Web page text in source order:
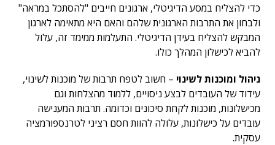
כדי להצליח במסע הדיגיטלי, ארגונים חייבים "להסתכל במראה"
ולבחון את התרבות הארגונית שלהם והאם היא מתאימה לארגון
המבקש להצליח בעידן הדיגיטלי. התעלמות ממימד זה, עלול
להביא לכישלון המהלך כולו.
ניהול ומוכנות לשינוי – חשוב לטפח תרבות של מוכנות לשינוי,
עידוד של העובדים לבצע ניסויים, ללמוד מהצלחות וגם
מכישלונות, מוכנות לקחת סיכונים וכדומה. תרבות המענישה
עובדים על כישלונות, עלולה להוות חסם רציני לטרנספורמציה
עסקית.